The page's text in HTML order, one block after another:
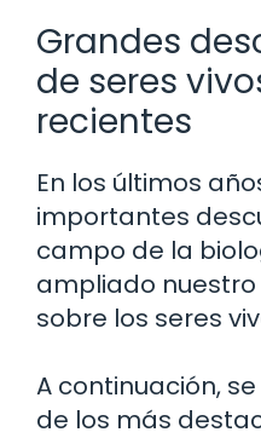
Grandes
de seres
recientes
En los últimos
importantes
campo de la
ampliado
sobre los seres
A continuación,
de los más